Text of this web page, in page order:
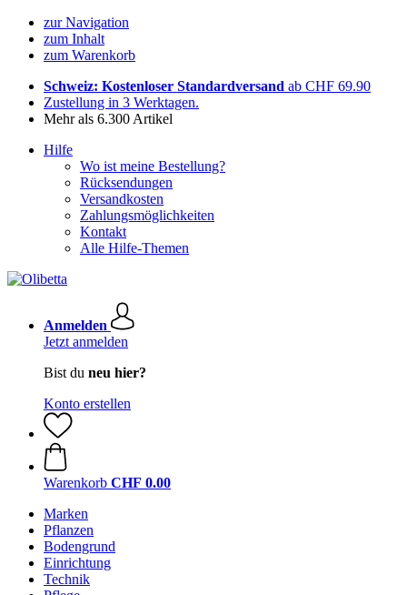
zur Navigation
zum Inhalt
zum Warenkorb
Schweiz: Kostenloser Standardversand ab CHF 69.90
Zustellung in 3 Werktagen.
Mehr als 6.300 Artikel
Hilfe
Wo ist meine Bestellung?
Rücksendungen
Versandkosten
Zahlungsmöglichkeiten
Kontakt
Alle Hilfe-Themen
Anmelden
Jetzt anmelden
Bist du neu hier?
Konto erstellen
Warenkorb CHF 0.00
Marken
Pflanzen
Bodengrund
Einrichtung
Technik